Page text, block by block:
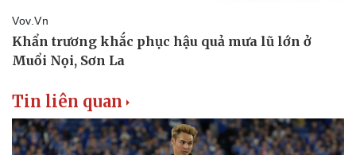
Tin liên quan